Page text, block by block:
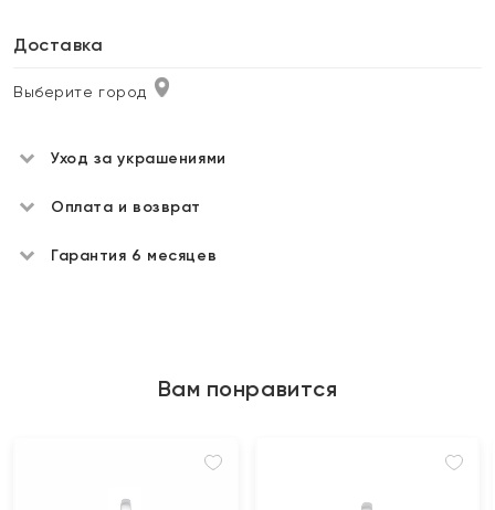
Доставка
Выберите город
Уход за украшениями
Оплата и возврат
Гарантия 6 месяцев
Вам понравится